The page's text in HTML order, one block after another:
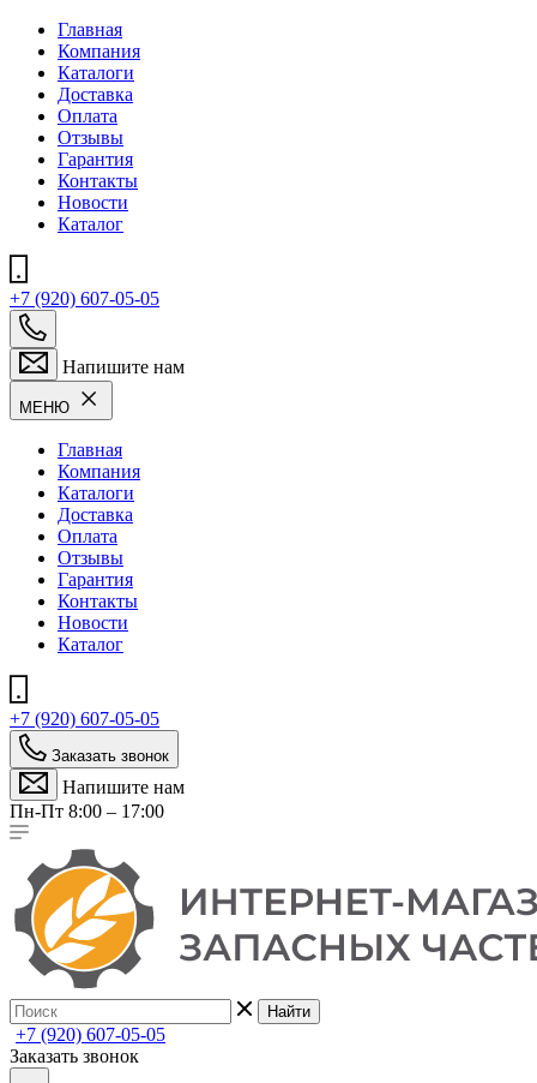
Главная
Компания
Каталоги
Доставка
Оплата
Отзывы
Гарантия
Контакты
Новости
Каталог
+7 (920) 607-05-05
Напишите нам
МЕНЮ
Главная
Компания
Каталоги
Доставка
Оплата
Отзывы
Гарантия
Контакты
Новости
Каталог
+7 (920) 607-05-05
Заказать звонок
Напишите нам
Пн-Пт 8:00 – 17:00
Найти
+7 (920) 607-05-05
Заказать звонок